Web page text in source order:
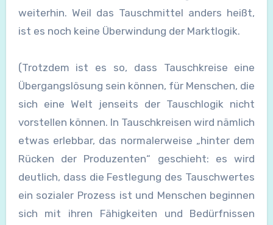
weiterhin. Weil das Tauschmittel anders heißt,
ist es noch keine Überwindung der Marktlogik.
(Trotzdem ist es so, dass Tauschkreise eine
Übergangslösung sein können, für Menschen, die
sich eine Welt jenseits der Tauschlogik nicht
vorstellen können. In Tauschkreisen wird nämlich
etwas erlebbar, das normalerweise „hinter dem
Rücken der Produzenten“ geschieht: es wird
deutlich, dass die Festlegung des Tauschwertes
ein sozialer Prozess ist und Menschen beginnen
sich mit ihren Fähigkeiten und Bedürfnissen